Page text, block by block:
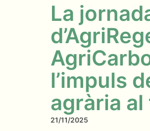
La
l’impuls
agrària
21/11/2025